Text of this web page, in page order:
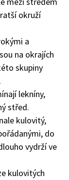
okruží
a
na okrajích
skupiny
lekníny,
střed.
kulovitý,
do
vydrží ve
kulovitých